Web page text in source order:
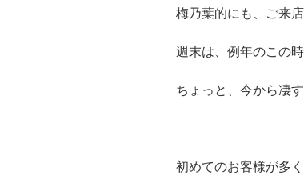
梅乃葉的にも、ご来
週末は、例年のこの
ちょっと、今から凄す
初めてのお客様が多